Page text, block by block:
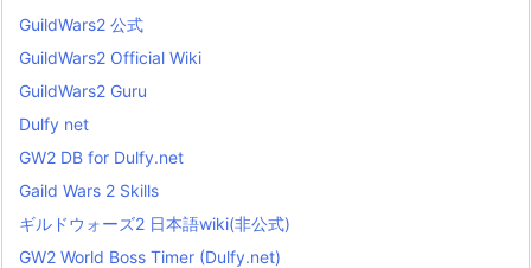
GuildWars2 公式
GuildWars2 Official Wiki
GuildWars2 Guru
Dulfy net
GW2 DB for Dulfy.net
Gaild Wars 2 Skills
ギルドウォーズ2 日本語wiki(非公式)
GW2 World Boss Timer (Dulfy.net)